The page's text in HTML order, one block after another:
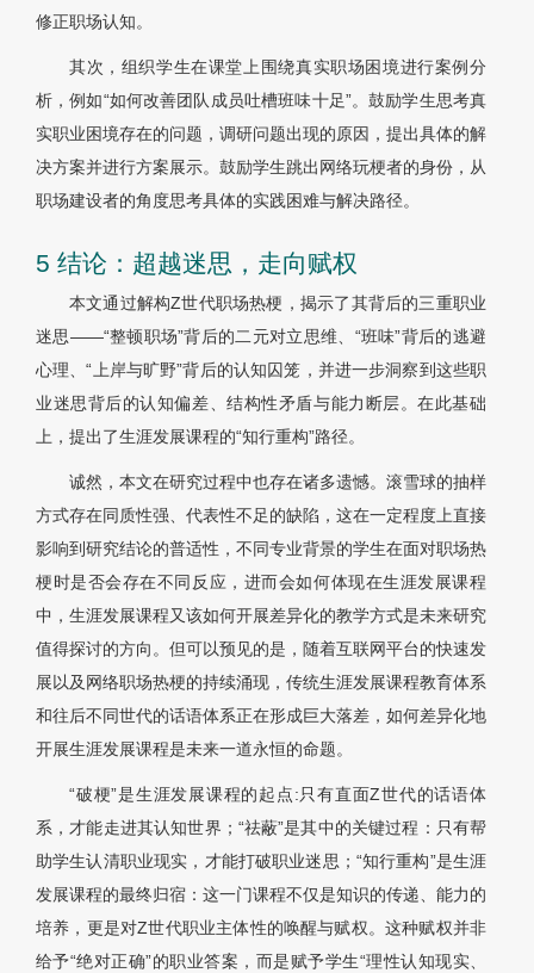
修正职场认知。
其次，组织学生在课堂上围绕真实职场困境进行案例分
析，例如“如何改善团队成员吐槽班味十足”。鼓励学生思考真
实职业困境存在的问题，调研问题出现的原因，提出具体的解
决方案并进行方案展示。鼓励学生跳出网络玩梗者的身份，从
职场建设者的角度思考具体的实践困难与解决路径。
5 结论：超越迷思，走向赋权
本文通过解构Z世代职场热梗，揭示了其背后的三重职业
迷思——“整顿职场”背后的二元对立思维、“班味”背后的逃避
心理、“上岸与旷野”背后的认知囚笼，并进一步洞察到这些职
业迷思背后的认知偏差、结构性矛盾与能力断层。在此基础
上，提出了生涯发展课程的“知行重构”路径。
诚然，本文在研究过程中也存在诸多遗憾。滚雪球的抽样
方式存在同质性强、代表性不足的缺陷，这在一定程度上直接
影响到研究结论的普适性，不同专业背景的学生在面对职场热
梗时是否会存在不同反应，进而会如何体现在生涯发展课程
中，生涯发展课程又该如何开展差异化的教学方式是未来研究
值得探讨的方向。但可以预见的是，随着互联网平台的快速发
展以及网络职场热梗的持续涌现，传统生涯发展课程教育体系
和往后不同世代的话语体系正在形成巨大落差，如何差异化地
开展生涯发展课程是未来一道永恒的命题。
“破梗”是生涯发展课程的起点:只有直面Z世代的话语体
系，才能走进其认知世界；“祛蔽”是其中的关键过程：只有帮
助学生认清职业现实，才能打破职业迷思；“知行重构”是生涯
发展课程的最终归宿：这一门课程不仅是知识的传递、能力的
培养，更是对Z世代职业主体性的唤醒与赋权。这种赋权并非
给予“绝对正确”的职业答案，而是赋予学生“理性认知现实、